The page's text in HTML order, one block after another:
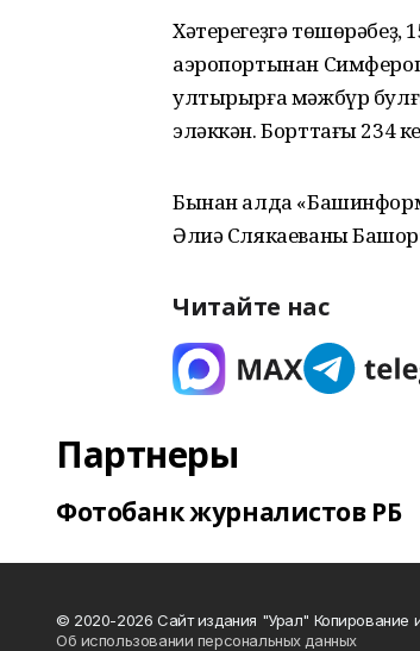
Хәтерегеҙгә
аэропортынан
ултырырға мәжбүр
эләккән. Борттағы 234
Бынан алда
Әлиә Слякаеваны
Читайте нас
Партнеры
Фотобанк журналистов РБ
© 2020-2026 Сайт издания "Урал" Копирование
Об использовании персональных данных